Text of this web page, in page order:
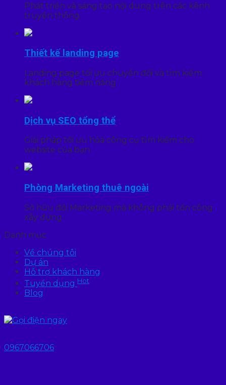
Phát triển và sáng tạo nội dung trên các kênh
truyền thông
Thiết kế landing page
Landing page tối ưu chuyển đổi và tìm kiếm
khách hàng tiềm năng
Dịch vụ SEO tổng thể
Giải pháp tối ưu hóa công cụ tìm kiếm cho
website của bạn
Phòng Marketing thuê ngoài
Sở hữu đội Marketing mà không phải tốn công
xây dựng
Danh mục
Về chúng tôi
Dự án
Hỗ trợ khách hàng
Tuyển dụng Hot
Blog
0967066706